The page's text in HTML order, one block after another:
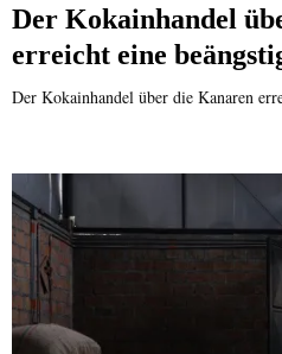
Der Kokainhandel
erreicht eine
Der Kokainhandel über die Kanaren